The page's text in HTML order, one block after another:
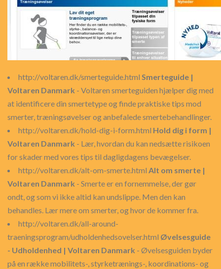
http://voltaren.dk/smerteguide.html Smerteguide |
Voltaren Danmark - Voltaren smerteguiden hjælper dig med
at identificere din smertetype og finde praktiske tips mod
smerter, træningsøvelser og anbefalede smertebehandlinger.
http://voltaren.dk/hold-dig-i-form.html Hold dig i form |
Voltaren Danmark - Lær, hvordan du kan nedsætte risikoen
for skader med vores tips til dagligdagens bevægelser.
http://voltaren.dk/alt-om-smerte.html Alt om smerte |
Voltaren Danmark - Smerte er en fornemmelse, der gør
ondt, og som vi ikke altid kan undslippe. Men den kan
behandles. Lær mere om smerter, og hvor de kommer fra.
http://voltaren.dk/all-around-
traeningsprogram/udholdenhedsovelser.html Øvelsesguide
- Udholdenhed | Voltaren Danmark - Øvelsesguiden byder
på en række mobilitets-, styrketrænings-, koordinations- og